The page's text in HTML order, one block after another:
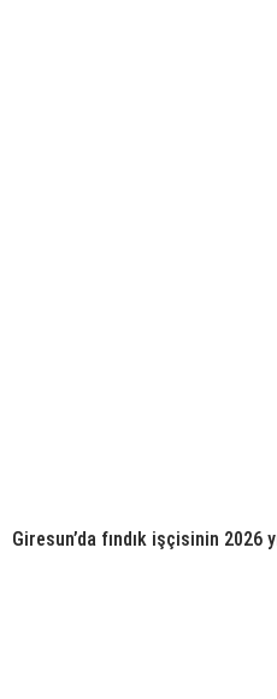
Giresun’da fındık işçisinin 2026